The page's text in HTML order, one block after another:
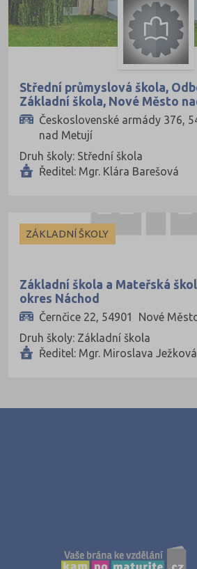
Mělník (80)
Mladá Boleslav (96)
Náchod (98)
Nový Jičín (118)
Nymburk (89)
Olomouc (205)
Pardubice (127)
Písek (57)
Plzeň-jih (38)
Plzeň-město (141)
Plzeň-sever (51)
Rokycany (33)
Střední průmyslová škola,
Základní škola, Nové Město
Československé armády 376,
nad Metují
Druh školy: Střední škola
Ředitel: Mgr. Klára Barešová
ZÁKLADNÍ ŠKOLY
Základní škola a Mateřská
okres Náchod
Černčice 22, 54901 Nové
Druh školy: Základní škola
Ředitel: Mgr. Miroslava Ježková